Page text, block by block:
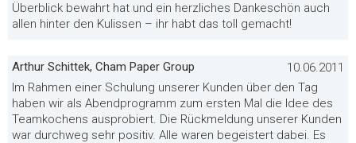
Überblick bewahrt hat und ein herzliches Dankeschön auch
allen hinter den Kulissen – ihr habt das toll gemacht!
Arthur Schittek, Cham Paper Group
10.06.2011
Im Rahmen einer Schulung unserer Kunden über den Tag
haben wir als Abendprogramm zum ersten Mal die Idee des
Teamkochens ausprobiert. Die Rückmeldung unserer Kunden
war durchweg sehr positiv. Alle waren begeistert dabei. Es